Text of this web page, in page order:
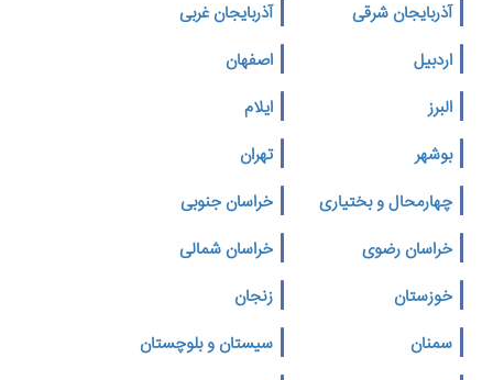
آذربایجان شرقی
آذربایجان غربی
اردبیل
اصفهان
البرز
ایلام
بوشهر
تهران
چهارمحال و بختیاری
خراسان جنوبی
خراسان رضوی
خراسان شمالی
خوزستان
زنجان
سمنان
سیستان و بلوچستان